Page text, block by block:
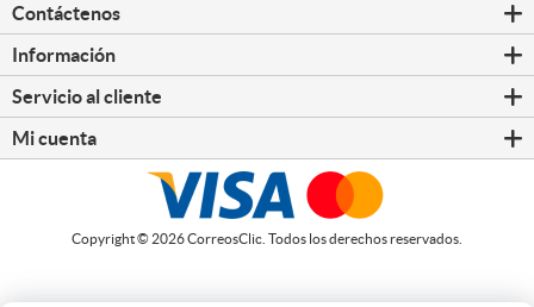
Contáctenos
Información
Servicio al cliente
Mi cuenta
Copyright © 2026 CorreosClic. Todos los derechos reservados.